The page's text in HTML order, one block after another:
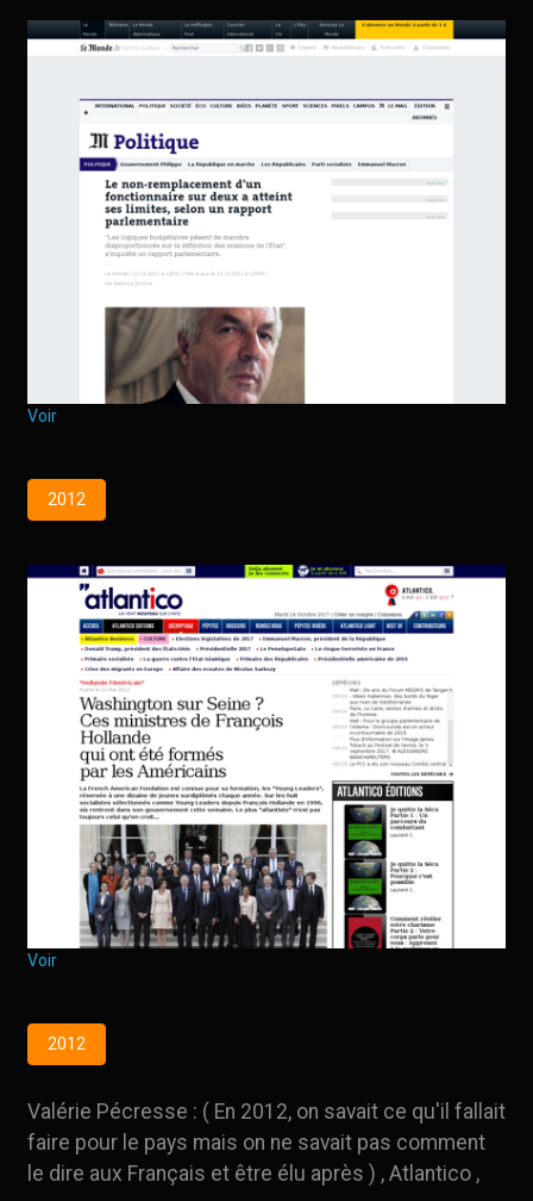
Voir
2012
Voir
2012
Valérie Pécresse : ( En 2012, on savait ce qu'il fallait
faire pour le pays mais on ne savait pas comment
le dire aux Français et être élu après ) , Atlantico ,